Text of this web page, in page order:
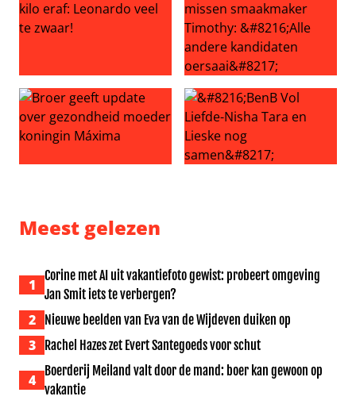
Ronald de Boer eist 3 kilo eraf: Leonardo veel te zwaar!
Kijkers BenB Vol Liefde
Meest gelezen
1
Corine met AI uit vakantiefoto gewist: probeert omgeving
Jan Smit iets te verbergen?
2 Nieuwe beelden van Eva van de Wijdeven duiken op
3 Rachel Hazes zet Evert Santegoeds voor schut
4
Boerderij Meiland valt door de mand: boer kan gewoon op
vakantie